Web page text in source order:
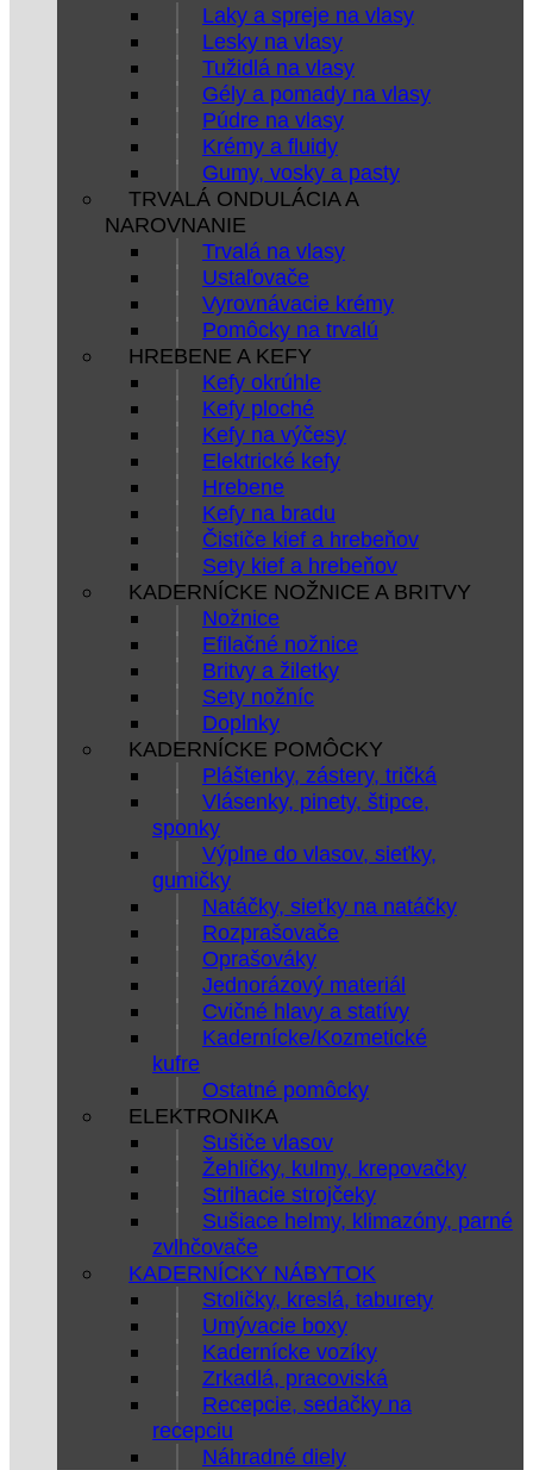
Laky a spreje na vlasy
Lesky na vlasy
Tužidlá na vlasy
Gély a pomady na vlasy
Púdre na vlasy
Krémy a fluidy
Gumy, vosky a pasty
TRVALÁ ONDULÁCIA A
NAROVNANIE
Trvalá na vlasy
Ustaľovače
Vyrovnávacie krémy
Pomôcky na trvalú
HREBENE A KEFY
Kefy okrúhle
Kefy ploché
Kefy na výčesy
Elektrické kefy
Hrebene
Kefy na bradu
Čističe kief a hrebeňov
Sety kief a hrebeňov
KADERNÍCKE NOŽNICE A BRITVY
Nožnice
Efilačné nožnice
Britvy a žiletky
Sety nožníc
Doplnky
KADERNÍCKE POMÔCKY
Pláštenky, zástery, tričká
Vlásenky, pinety, štipce,
sponky
Výplne do vlasov, sieťky,
gumičky
Natáčky, sieťky na natáčky
Rozprašovače
Oprašováky
Jednorázový materiál
Cvičné hlavy a statívy
Kadernícke/Kozmetické
kufre
Ostatné pomôcky
ELEKTRONIKA
Sušiče vlasov
Žehličky, kulmy, krepovačky
Strihacie strojčeky
Sušiace helmy, klimazóny, parné
zvlhčovače
KADERNÍCKY NÁBYTOK
Stoličky, kreslá, taburety
Umývacie boxy
Kadernícke vozíky
Zrkadlá, pracoviská
Recepcie, sedačky na
recepciu
Náhradné diely